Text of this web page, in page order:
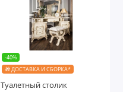
-40%
🎁 ДОСТАВКА И СБОРКА*
Туалетный столик